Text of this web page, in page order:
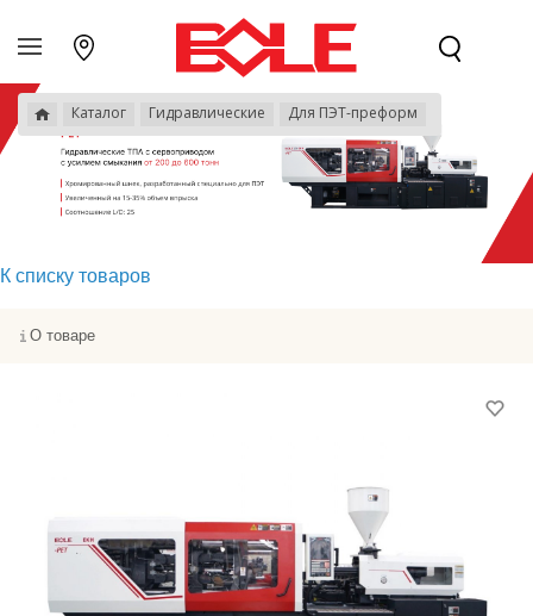
Каталог Гидравлические Для ПЭТ-преформ
К списку товаров
О товаре